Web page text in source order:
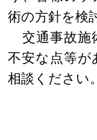
術の方針を検
交通事故施
不安な点等
相談ください。